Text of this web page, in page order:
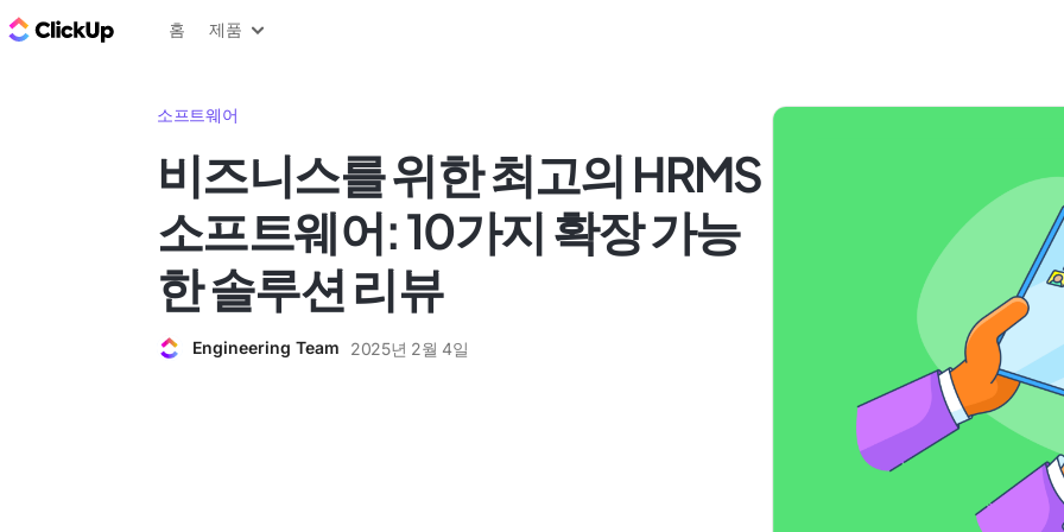
ClickUp 블로그
홈 제품
소프트웨어
비즈니스를 위한 최고의 HRMS
소프트웨어: 10가지 확장 가능
한 솔루션 리뷰
Engineering Team 2025년 2월 4일